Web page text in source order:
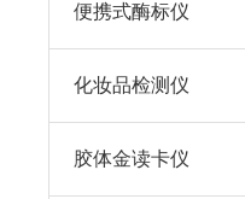
便携式酶标仪
化妆品检测仪
胶体金读卡仪